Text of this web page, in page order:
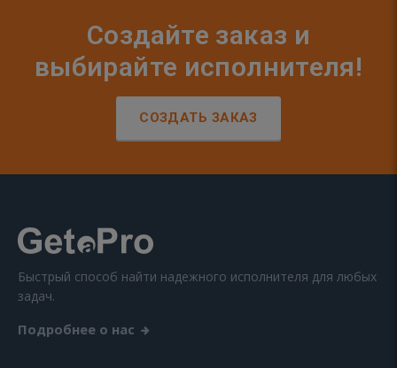
Создайте заказ и
выбирайте исполнителя!
СОЗДАТЬ ЗАКАЗ
Быстрый способ найти надежного исполнителя для любых
задач.
Подробнее о нас